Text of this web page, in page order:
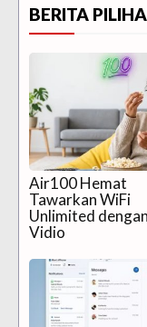
BERITA
Air100 Hemat
Tawarkan WiFi
Unlimited
Vidio